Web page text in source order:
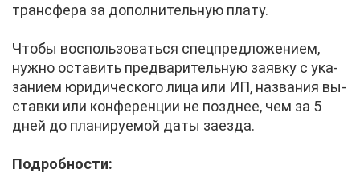
транс­фе­ра за до­пол­ни­тель­ную пла­ту.
Что­бы вос­поль­зо­вать­ся спец­пред­ло­же­ни­ем,
нуж­но оста­вить пред­ва­ри­тель­ную за­яв­ку с ука­
за­ни­ем юри­ди­че­ско­го ли­ца или ИП, на­зва­ния вы­
став­ки или кон­фе­рен­ции не позд­нее, чем за 5
дней до пла­ни­ру­е­мой да­ты за­ез­да.
По­дроб­но­сти: